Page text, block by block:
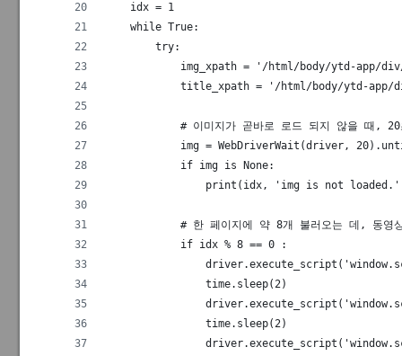
    idx = 1
    while True:
        try:
img_xpath = '/html/body/ytd-app/
title_xpath = '/html/body/ytd-
# 이미지가 곧바로 로드 되지 않을 때, 20
img = WebDriverWait(driver,
            if img is None:
print(idx, 'img is not
# 한 페이지에 약 8개 불러오는 데, 동영
            if idx % 8 == 0 :
                time.sleep(2)
                time.sleep(2)